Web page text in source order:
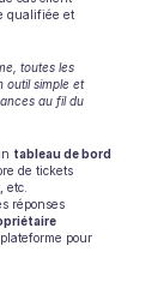
qualifiée et
toutes les
outil simple et
au fil du
tableau de bord
de tickets
etc.
réponses
pour